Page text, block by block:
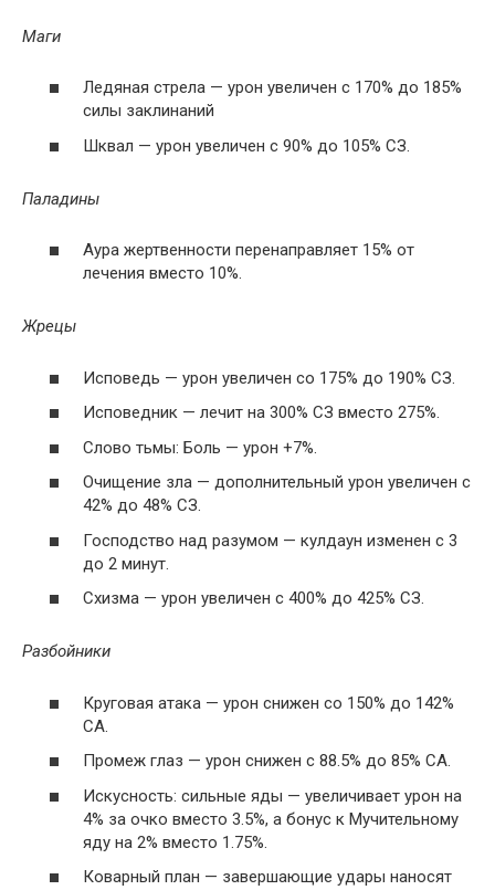
Маги
Ледяная стрела — урон увеличен с 170% до 185%
силы заклинаний
Шквал — урон увеличен с 90% до 105% СЗ.
Паладины
Аура жертвенности перенаправляет 15% от
лечения вместо 10%.
Жрецы
Исповедь — урон увеличен со 175% до 190% СЗ.
Исповедник — лечит на 300% СЗ вместо 275%.
Слово тьмы: Боль — урон +7%.
Очищение зла — дополнительный урон увеличен с
42% до 48% СЗ.
Господство над разумом — кулдаун изменен с 3
до 2 минут.
Схизма — урон увеличен с 400% до 425% СЗ.
Разбойники
Круговая атака — урон снижен со 150% до 142%
СА.
Промеж глаз — урон снижен с 88.5% до 85% СА.
Искусность: сильные яды — увеличивает урон на
4% за очко вместо 3.5%, а бонус к Мучительному
яду на 2% вместо 1.75%.
Коварный план — завершающие удары наносят